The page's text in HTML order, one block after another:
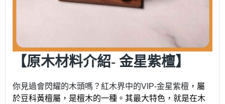
【原木材料介紹- 金星紫檀】
你見過會閃耀的木頭嗎？紅木界中的VIP-金星紫檀 ，屬
於豆科黃檀屬，是檀木的一種。其最大特色，就是在木